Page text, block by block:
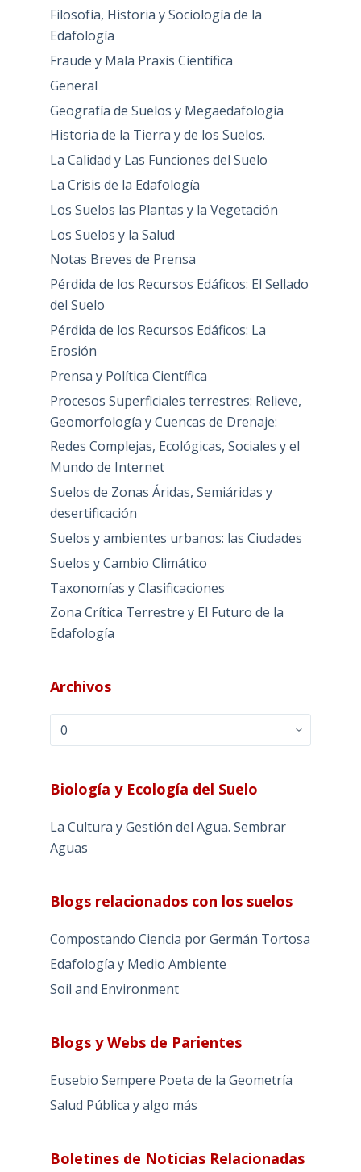
Filosofía, Historia y Sociología de la
Edafología
Fraude y Mala Praxis Científica
General
Geografía de Suelos y Megaedafología
Historia de la Tierra y de los Suelos.
La Calidad y Las Funciones del Suelo
La Crisis de la Edafología
Los Suelos las Plantas y la Vegetación
Los Suelos y la Salud
Notas Breves de Prensa
Pérdida de los Recursos Edáficos: El Sellado
del Suelo
Pérdida de los Recursos Edáficos: La
Erosión
Prensa y Política Científica
Procesos Superficiales terrestres: Relieve,
Geomorfología y Cuencas de Drenaje:
Redes Complejas, Ecológicas, Sociales y el
Mundo de Internet
Suelos de Zonas Áridas, Semiáridas y
desertificación
Suelos y ambientes urbanos: las Ciudades
Suelos y Cambio Climático
Taxonomías y Clasificaciones
Zona Crítica Terrestre y El Futuro de la
Edafología
Archivos
Archivos
Biología y Ecología del Suelo
La Cultura y Gestión del Agua. Sembrar
Aguas
Blogs relacionados con los suelos
Compostando Ciencia por Germán Tortosa
Edafología y Medio Ambiente
Soil and Environment
Blogs y Webs de Parientes
Eusebio Sempere Poeta de la Geometría
Salud Pública y algo más
Boletines de Noticias Relacionadas